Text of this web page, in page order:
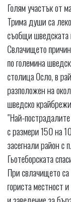
Голям участък от
Трима души са
съобщи шведската
Свлачището
по големина
столица Осло, в
разположен на
шведско
"Най-
с размери 150 на
засегнали район
Гьотеборската
При свлачището
гориста местност